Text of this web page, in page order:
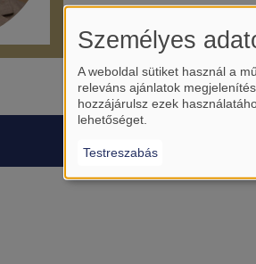
Személyes
A weboldal sütiket használ a
releváns ajánlatok
hozzájárulsz ezek
lehetőséget.
Testreszabás